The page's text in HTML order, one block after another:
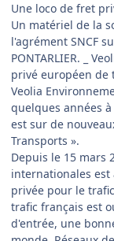
Une loco de fret
Un matériel de la
l'agrément SNCF
PONTARLIER. _
privé européen de
Veolia
quelques années
est sur de
Transports ».
Depuis le 15 mars
internationales
privée pour le
trafic français est
d'entrée, une